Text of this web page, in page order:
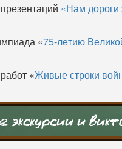
«Нам дороги
«75-летию
«Живые строки
экскурсии и